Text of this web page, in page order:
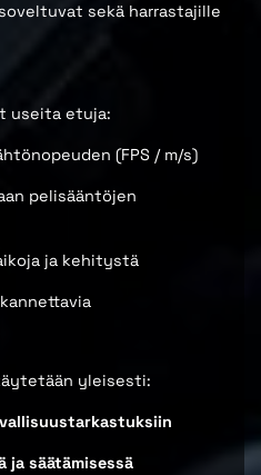
sekä harrastajille
useita etuja:
(FPS / m/s)
pelisääntöjen
ja kehitystä
yleisesti:
ja säätämisessä